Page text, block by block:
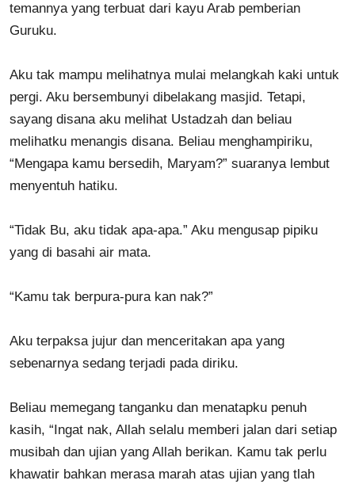
temannya yang terbuat dari kayu Arab pemberian
Guruku.
Aku tak mampu melihatnya mulai melangkah kaki untuk
pergi. Aku bersembunyi dibelakang masjid. Tetapi,
sayang disana aku melihat Ustadzah dan beliau
melihatku menangis disana. Beliau menghampiriku,
“Mengapa kamu bersedih, Maryam?” suaranya lembut
menyentuh hatiku.
“Tidak Bu, aku tidak apa-apa.” Aku mengusap pipiku
yang di basahi air mata.
“Kamu tak berpura-pura kan nak?”
Aku terpaksa jujur dan menceritakan apa yang
sebenarnya sedang terjadi pada diriku.
Beliau memegang tanganku dan menatapku penuh
kasih, “Ingat nak, Allah selalu memberi jalan dari setiap
musibah dan ujian yang Allah berikan. Kamu tak perlu
khawatir bahkan merasa marah atas ujian yang tlah